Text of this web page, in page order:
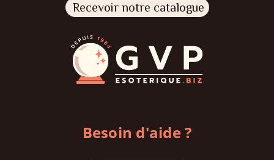
Recevoir notre catalogue
Besoin d'aide ?